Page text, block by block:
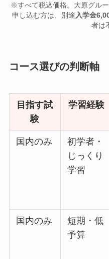
※すべて税込価格。大原グル
申し込む方は、別途 入学金
者は
コース選びの判断軸
目指す試
験
学習経験
国内のみ
初学者・
じっくり
学習
国内のみ
短期・低
予算